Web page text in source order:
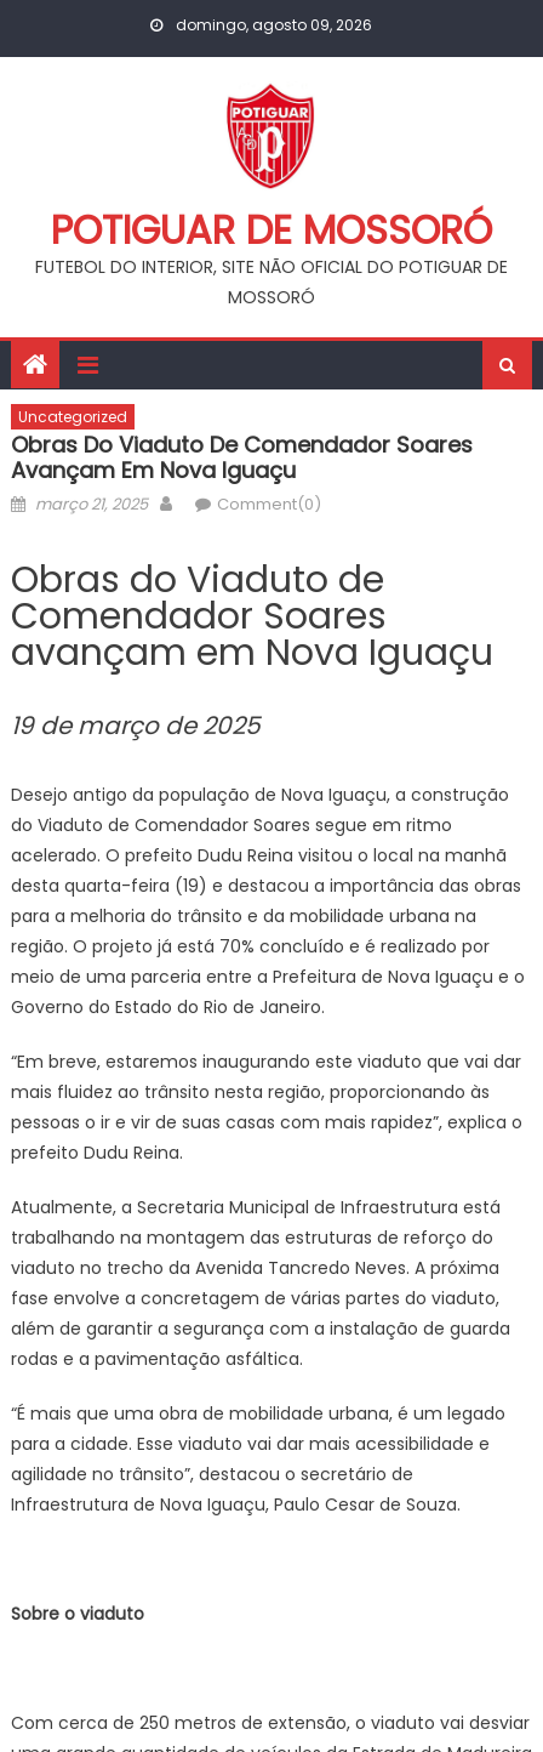
domingo, agosto 09, 2026
POTIGUAR DE MOSSORÓ
FUTEBOL DO INTERIOR, SITE NÃO OFICIAL DO POTIGUAR DE
MOSSORÓ
Uncategorized
Obras Do Viaduto De Comendador Soares
Avançam Em Nova Iguaçu
Posted
março 21, 2025 AuthorComment(0)
Obras do Viaduto de
Comendador Soares
avançam em Nova Iguaçu
19 de março de 2025
Desejo antigo da população de Nova Iguaçu, a construção
do Viaduto de Comendador Soares segue em ritmo
acelerado. O prefeito Dudu Reina visitou o local na manhã
desta quarta-feira (19) e destacou a importância das obras
para a melhoria do trânsito e da mobilidade urbana na
região. O projeto já está 70% concluído e é realizado por
meio de uma parceria entre a Prefeitura de Nova Iguaçu e o
Governo do Estado do Rio de Janeiro.
“Em breve, estaremos inaugurando este viaduto que vai dar
mais fluidez ao trânsito nesta região, proporcionando às
pessoas o ir e vir de suas casas com mais rapidez”, explica o
prefeito Dudu Reina.
Atualmente, a Secretaria Municipal de Infraestrutura está
trabalhando na montagem das estruturas de reforço do
viaduto no trecho da Avenida Tancredo Neves. A próxima
fase envolve a concretagem de várias partes do viaduto,
além de garantir a segurança com a instalação de guarda
rodas e a pavimentação asfáltica.
“É mais que uma obra de mobilidade urbana, é um legado
para a cidade. Esse viaduto vai dar mais acessibilidade e
agilidade no trânsito”, destacou o secretário de
Infraestrutura de Nova Iguaçu, Paulo Cesar de Souza.
Sobre o viaduto
Com cerca de 250 metros de extensão, o viaduto vai desviar